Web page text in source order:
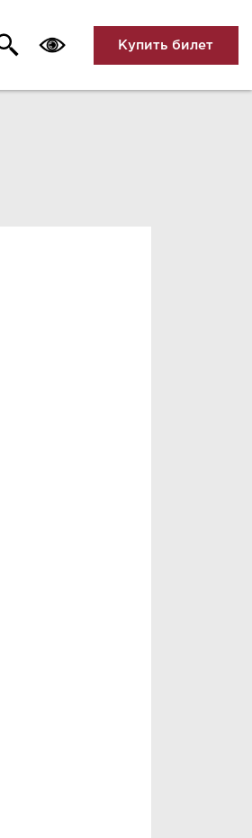
Купить билет